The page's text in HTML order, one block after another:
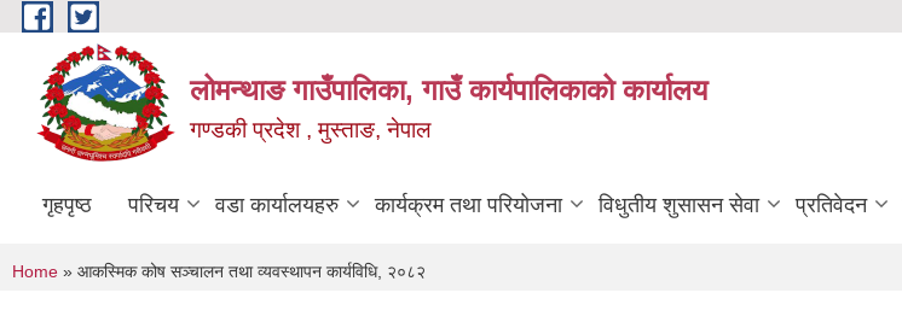
Skip to main content
लोमन्थाङ गाउँपालिका, गाउँ कार्यपालिकाको कार्यालय
गण्डकी प्रदेश , मुस्ताङ, नेपाल
गृहपृष्ठ परिचय वडा कार्यालयहरु कार्यक्रम तथा परियोजना विधुतीय शुसासन सेवा प्रतिवेदन
You are here
Home » आकस्मिक कोष सञ्‍चालन तथा व्यवस्थापन कार्यविधि, २०८२